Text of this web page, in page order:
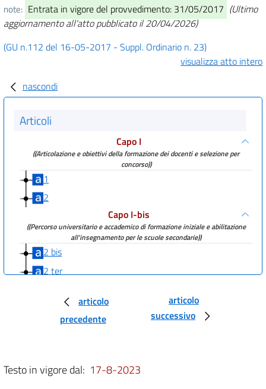
note: Entrata in vigore del provvedimento: 31/05/2017 (Ultimo
aggiornamento all'atto pubblicato il 20/04/2026)
(GU n.112 del 16-05-2017 - Suppl. Ordinario n. 23)
visualizza atto intero
nascondi
Articoli
Capo I
((Articolazione e obiettivi della formazione dei docenti e selezione per
concorso))
1
2
Capo I-bis
((Percorso universitario e accademico di formazione iniziale e abilitazione
all'insegnamento per le scuole secondarie))
2 bis
2 ter
Accesso ai ruoli a tempo indeterminato e procedure concorsuali
6
articolo
precedente
articolo
successivo
Testo in vigore dal: 17-8-2023